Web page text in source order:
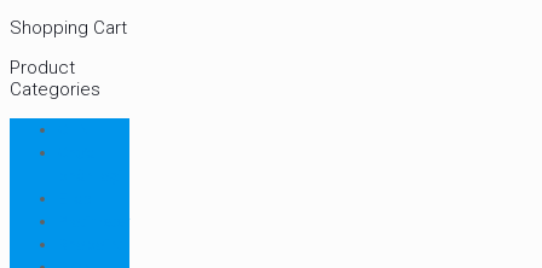
Shopping Cart
Product
Categories